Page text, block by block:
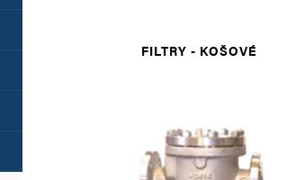
FILTRY - KOŠOVÉ